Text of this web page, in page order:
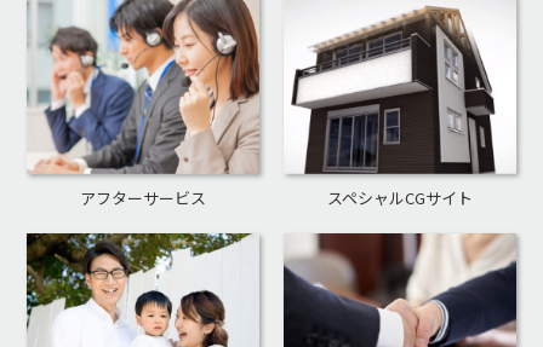
アフターサービス スペシャルCGサイト